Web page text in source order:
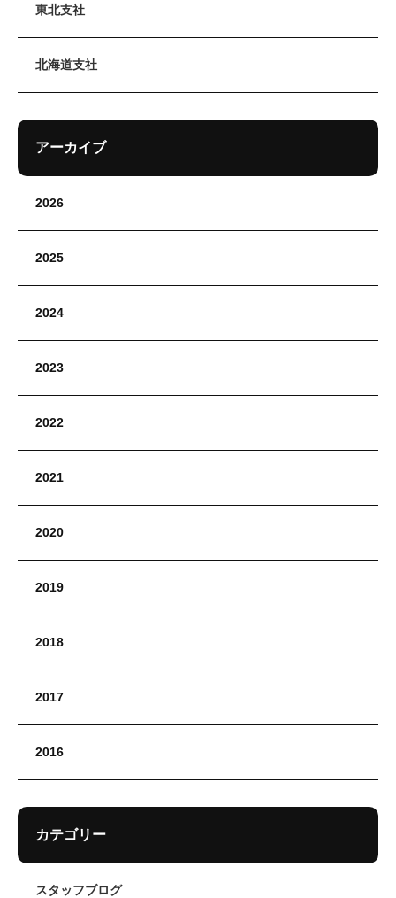
東北支社
北海道支社
アーカイブ
2026
2025
2024
2023
2022
2021
2020
2019
2018
2017
2016
カテゴリー
スタッフブログ